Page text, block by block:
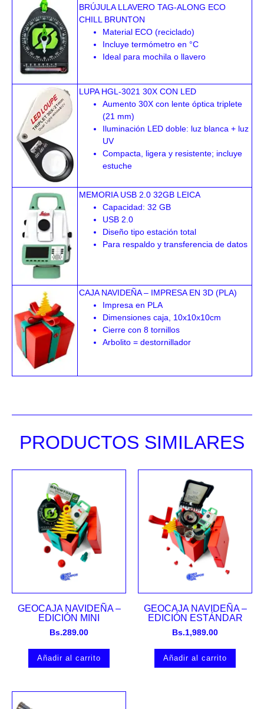
BRÚJULA LLAVERO TAG-ALONG ECO
CHILL BRUNTON
Material ECO (reciclado)
Incluye termómetro en °C
Ideal para mochila o llavero
LUPA HGL-3021 30X CON LED
Aumento 30X con lente óptica triplete
(21 mm)
Iluminación LED doble: luz blanca + luz
UV
Compacta, ligera y resistente; incluye
estuche
MEMORIA USB 2.0 32GB LEICA
Capacidad: 32 GB
USB 2.0
Diseño tipo estación total
Para respaldo y transferencia de datos
CAJA NAVIDEÑA – IMPRESA EN 3D (PLA)
Impresa en PLA
Dimensiones caja, 10x10x10cm
Cierre con 8 tornillos
Arbolito = destornillador
PRODUCTOS SIMILARES
GEOCAJA NAVIDEÑA –
EDICIÓN MINI
Bs.289.00
Añadir al carrito
GEOCAJA NAVIDEÑA –
EDICIÓN ESTÁNDAR
Bs.1,989.00
Añadir al carrito